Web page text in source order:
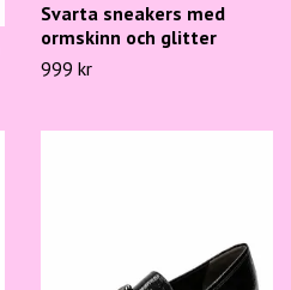
Svarta sneakers med
ormskinn och glitter
999 kr